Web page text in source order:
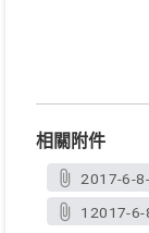
相關附件
2017-6-
12017-